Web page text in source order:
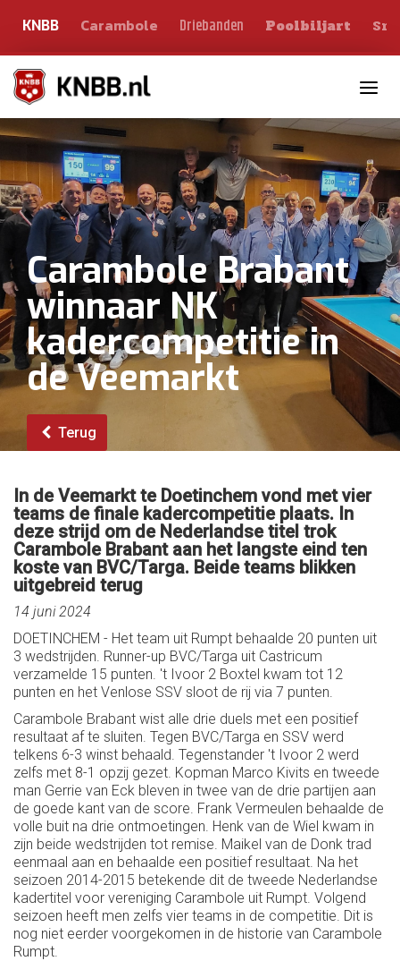
KNBB Carambole Driebanden Poolbiljart
Carambole Brabant
winnaar NK
kadercompetitie in
de Veemarkt
Terug
In de Veemarkt te Doetinchem vond met vier
teams de finale kadercompetitie plaats. In
deze strijd om de Nederlandse titel trok
Carambole Brabant aan het langste eind ten
koste van BVC/Targa. Beide teams blikken
uitgebreid terug
14 juni 2024
DOETINCHEM - Het team uit Rumpt behaalde 20 punten uit
3 wedstrijden. Runner-up BVC/Targa uit Castricum
verzamelde 15 punten. 't Ivoor 2 Boxtel kwam tot 12
punten en het Venlose SSV sloot de rij via 7 punten.
Carambole Brabant wist alle drie duels met een positief
resultaat af te sluiten. Tegen BVC/Targa en SSV werd
telkens 6-3 winst behaald. Tegenstander 't Ivoor 2 werd
zelfs met 8-1 opzij gezet. Kopman Marco Kivits en tweede
man Gerrie van Eck bleven in twee van de drie partijen aan
de goede kant van de score. Frank Vermeulen behaalde de
volle buit na drie ontmoetingen. Henk van de Wiel kwam in
zijn beide wedstrijden tot remise. Maikel van de Donk trad
eenmaal aan en behaalde een positief resultaat. Na het
seizoen 2014-2015 betekende dit de tweede Nederlandse
kadertitel voor vereniging Carambole uit Rumpt. Volgend
seizoen heeft men zelfs vier teams in de competitie. Dit is
nog niet eerder voorgekomen in de historie van Carambole
Rumpt.